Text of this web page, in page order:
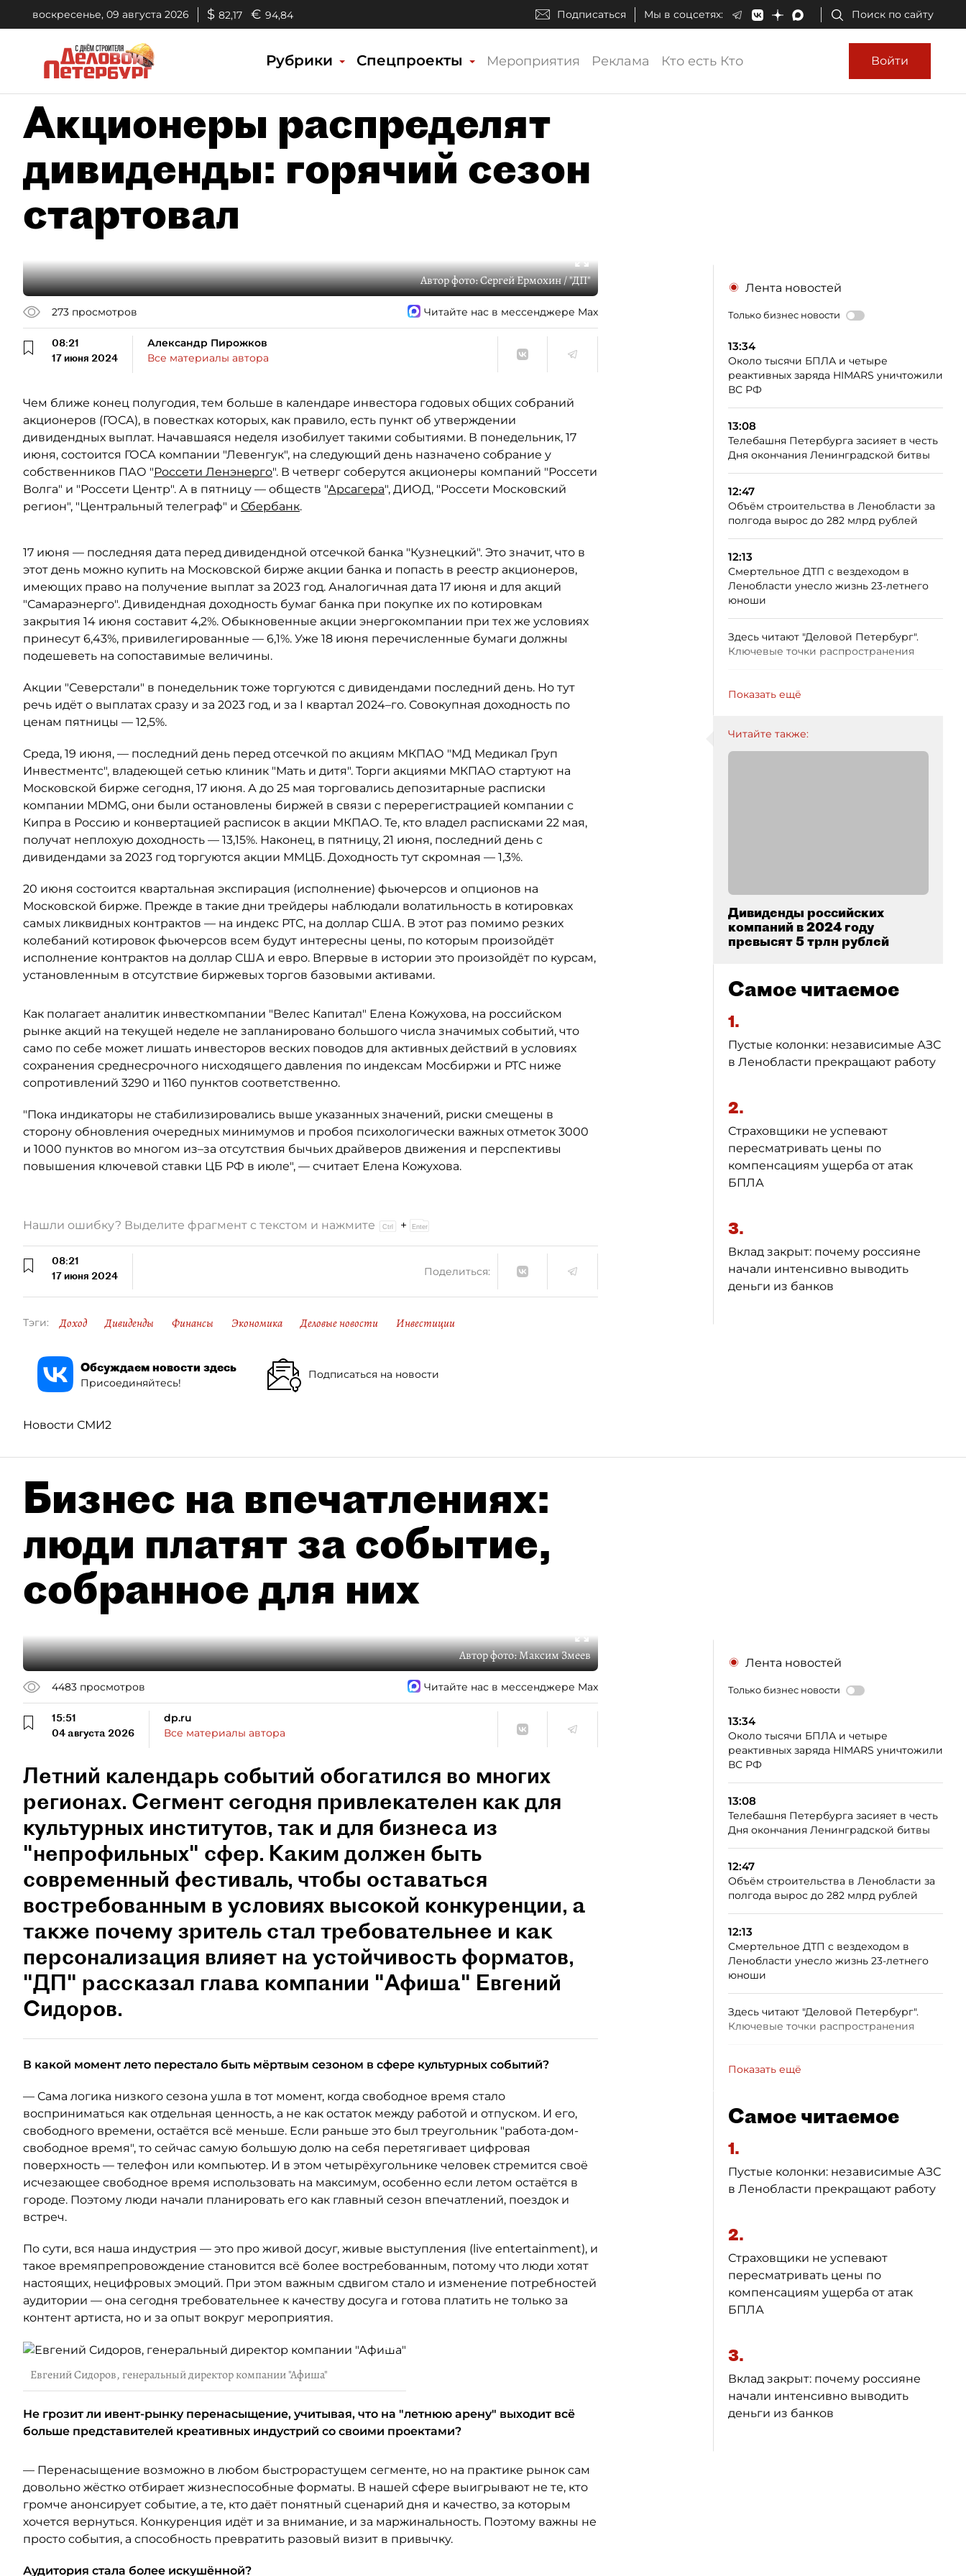
воскресенье, 09 августа 2026 $ 82,17 € 94,84 Подписаться Мы в соцсетях: Поиск по сайту
Рубрики Спецпроекты Мероприятия Реклама Кто есть Кто Войти
Акционеры распределят
дивиденды: горячий сезон
стартовал
Автор фото:Сергей Ермохин / "ДП"
273 просмотров Читайте нас в мессенджере Max
08:21
17 июня 2024
Александр Пирожков
Все материалы автора
Чем ближе конец полугодия, тем больше в календаре инвестора годовых общих собраний
акционеров (ГОСА), в повестках которых, как правило, есть пункт об утверждении
дивидендных выплат. Начавшаяся неделя изобилует такими событиями. В понедельник, 17
июня, состоится ГОСА компании "Левенгук", на следующий день назначено собрание у
собственников ПАО "Россети Ленэнерго". В четверг соберутся акционеры компаний "Россети
Волга" и "Россети Центр". А в пятницу — обществ "Арсагера", ДИОД, "Россети Московский
регион", "Центральный телеграф" и Сбербанк.
17 июня — последняя дата перед дивидендной отсечкой банка "Кузнецкий". Это значит, что в
этот день можно купить на Московской бирже акции банка и попасть в реестр акционеров,
имеющих право на получение выплат за 2023 год. Аналогичная дата 17 июня и для акций
"Самараэнерго". Дивидендная доходность бумаг банка при покупке их по котировкам
закрытия 14 июня составит 4,2%. Обыкновенные акции энергокомпании при тех же условиях
принесут 6,43%, привилегированные — 6,1%. Уже 18 июня перечисленные бумаги должны
подешеветь на сопоставимые величины.
Акции "Северстали" в понедельник тоже торгуются с дивидендами последний день. Но тут
речь идёт о выплатах сразу и за 2023 год, и за I квартал 2024–го. Совокупная доходность по
ценам пятницы — 12,5%.
Среда, 19 июня, — последний день перед отсечкой по акциям МКПАО "МД Медикал Груп
Инвестментс", владеющей сетью клиник "Мать и дитя". Торги акциями МКПАО стартуют на
Московской бирже сегодня, 17 июня. А до 25 мая торговались депозитарные расписки
компании MDMG, они были остановлены биржей в связи с перерегистрацией компании с
Кипра в Россию и конвертацией расписок в акции МКПАО. Те, кто владел расписками 22 мая,
получат неплохую доходность — 13,15%. Наконец, в пятницу, 21 июня, последний день с
дивидендами за 2023 год торгуются акции ММЦБ. Доходность тут скромная — 1,3%.
20 июня состоится квартальная экспирация (исполнение) фьючерсов и опционов на
Московской бирже. Прежде в такие дни трейдеры наблюдали волатильность в котировках
самых ликвидных контрактов — на индекс РТС, на доллар США. В этот раз помимо резких
колебаний котировок фьючерсов всем будут интересны цены, по которым произойдёт
исполнение контрактов на доллар США и евро. Впервые в истории это произойдёт по курсам,
установленным в отсутствие биржевых торгов базовыми активами.
Как полагает аналитик инвесткомпании "Велес Капитал" Елена Кожухова, на российском
рынке акций на текущей неделе не запланировано большого числа значимых событий, что
само по себе может лишать инвесторов веских поводов для активных действий в условиях
сохранения среднесрочного нисходящего давления по индексам Мосбиржи и РТС ниже
сопротивлений 3290 и 1160 пунктов соответственно.
"Пока индикаторы не стабилизировались выше указанных значений, риски смещены в
сторону обновления очередных минимумов и пробоя психологически важных отметок 3000
и 1000 пунктов во многом из–за отсутствия бычьих драйверов движения и перспективы
повышения ключевой ставки ЦБ РФ в июле", — считает Елена Кожухова.
Лента новостей
Только бизнес новости
13:34
Около тысячи БПЛА и четыре
реактивных заряда HIMARS уничтожили
ВС РФ
13:08
Телебашня Петербурга засияет в честь
Дня окончания Ленинградской битвы
12:47
Объём строительства в Ленобласти за
полгода вырос до 282 млрд рублей
12:13
Смертельное ДТП с вездеходом в
Ленобласти унесло жизнь 23-летнего
юноши
Здесь читают "Деловой Петербург".
Ключевые точки распространения
Показать ещё
Читайте также:
Дивиденды российских
компаний в 2024 году
превысят 5 трлн рублей
Самое читаемое
1.
Пустые колонки: независимые АЗС
в Ленобласти прекращают работу
2.
Страховщики не успевают
пересматривать цены по
компенсациям ущерба от атак
БПЛА
3.
Вклад закрыт: почему россияне
начали интенсивно выводить
деньги из банков
Нашли ошибку? Выделите фрагмент с текстом и нажмите +
08:21
17 июня 2024
Поделиться:
Тэги: Доход Дивиденды Финансы Экономика Деловые новости Инвестиции
Обсуждаем новости здесь
Присоединяйтесь!
Подписаться на новости
Новости СМИ2
Бизнес на впечатлениях:
люди платят за событие,
собранное для них
Автор фото:Максим Змеев
4483 просмотров Читайте нас в мессенджере Max
15:51
04 августа 2026
dp.ru
Все материалы автора
Летний календарь событий обогатился во многих
регионах. Сегмент сегодня привлекателен как для
культурных институтов, так и для бизнеса из
"непрофильных" сфер. Каким должен быть
современный фестиваль, чтобы оставаться
востребованным в условиях высокой конкуренции, а
также почему зритель стал требовательнее и как
персонализация влияет на устойчивость форматов,
"ДП" рассказал глава компании "Афиша" Евгений
Сидоров.
В какой момент лето перестало быть мёртвым сезоном в сфере культурных событий?
— Сама логика низкого сезона ушла в тот момент, когда свободное время стало
восприниматься как отдельная ценность, а не как остаток между работой и отпуском. И его,
свободного времени, остаётся всё меньше. Если раньше это был треугольник "работа-дом-
свободное время", то сейчас самую большую долю на себя перетягивает цифровая
поверхность — телефон или компьютер. И в этом четырёхугольнике человек стремится своё
исчезающее свободное время использовать на максимум, особенно если летом остаётся в
городе. Поэтому люди начали планировать его как главный сезон впечатлений, поездок и
встреч.
По сути, вся наша индустрия — это про живой досуг, живые выступления (live entertainment), и
такое времяпрепровождение становится всё более востребованным, потому что люди хотят
настоящих, нецифровых эмоций. При этом важным сдвигом стало и изменение потребностей
аудитории — она сегодня требовательнее к качеству досуга и готова платить не только за
контент артиста, но и за опыт вокруг мероприятия.
Евгений Сидоров, генеральный директор компании "Афиша"
Не грозит ли ивент-рынку перенасыщение, учитывая, что на "летнюю арену" выходит всё
больше представителей креативных индустрий со своими проектами?
— Перенасыщение возможно в любом быстрорастущем сегменте, но на практике рынок сам
довольно жёстко отбирает жизнеспособные форматы. В нашей сфере выигрывают не те, кто
громче анонсирует событие, а те, кто даёт понятный сценарий дня и качество, за которым
хочется вернуться. Конкуренция идёт и за внимание, и за маржинальность. Поэтому важны не
просто события, а способность превратить разовый визит в привычку.
Аудитория стала более искушённой?
Лента новостей
Только бизнес новости
13:34
Около тысячи БПЛА и четыре
реактивных заряда HIMARS уничтожили
ВС РФ
13:08
Телебашня Петербурга засияет в честь
Дня окончания Ленинградской битвы
12:47
Объём строительства в Ленобласти за
полгода вырос до 282 млрд рублей
12:13
Смертельное ДТП с вездеходом в
Ленобласти унесло жизнь 23-летнего
юноши
Здесь читают "Деловой Петербург".
Ключевые точки распространения
Показать ещё
Самое читаемое
1.
Пустые колонки: независимые АЗС
в Ленобласти прекращают работу
2.
Страховщики не успевают
пересматривать цены по
компенсациям ущерба от атак
БПЛА
3.
Вклад закрыт: почему россияне
начали интенсивно выводить
деньги из банков